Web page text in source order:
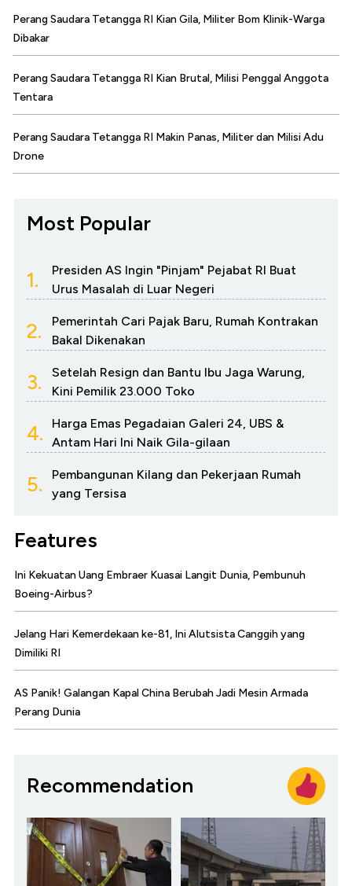
Perang Saudara Tetangga RI Kian Gila, Militer Bom Klinik-Warga
Dibakar
Perang Saudara Tetangga RI Kian Brutal, Milisi Penggal Anggota
Tentara
Perang Saudara Tetangga RI Makin Panas, Militer dan Milisi Adu
Drone
Most Popular
1.
Presiden AS Ingin "Pinjam" Pejabat RI Buat
Urus Masalah di Luar Negeri
2.
Pemerintah Cari Pajak Baru, Rumah Kontrakan
Bakal Dikenakan
3.
Setelah Resign dan Bantu Ibu Jaga Warung,
Kini Pemilik 23.000 Toko
4.
Harga Emas Pegadaian Galeri 24, UBS &
Antam Hari Ini Naik Gila-gilaan
5.
Pembangunan Kilang dan Pekerjaan Rumah
yang Tersisa
Features
Ini Kekuatan Uang Embraer Kuasai Langit Dunia, Pembunuh
Boeing-Airbus?
Jelang Hari Kemerdekaan ke-81, Ini Alutsista Canggih yang
Dimiliki RI
AS Panik! Galangan Kapal China Berubah Jadi Mesin Armada
Perang Dunia
Recommendation